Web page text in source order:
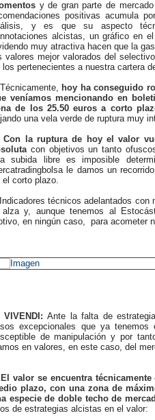
y de gran parte de
positivas acumula
y es que su aspecto
alcistas, un gráfico en
muy atractiva hacen que la
valores mejor valorados del
los pertenecientes a nuestra cartera
hoy ha conseguido
veníamos mencionando en
de los 25.50 euros a corto
una vela verde de ruptura muy
Con la ruptura de hoy el valor
con objetivos un tanto
subida libre es imposible
le damos un
el corto plazo.
técnicos adelantados con
y, aunque tenemos al
en ningún caso, para acometer
Ante la falta de
excepcionales que ya
de manipulación y por
en valores, en este caso, del
El valor se encuentra
plazo, con una zona de
especie de doble techo de
de estrategias alcistas en el valor: